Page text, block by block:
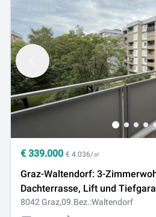
€ 339.000 € 4.036/㎡
Graz-Waltendorf: 3-
Dachterrasse, Lift und
8042 Graz,09.Bez.:Waltendorf